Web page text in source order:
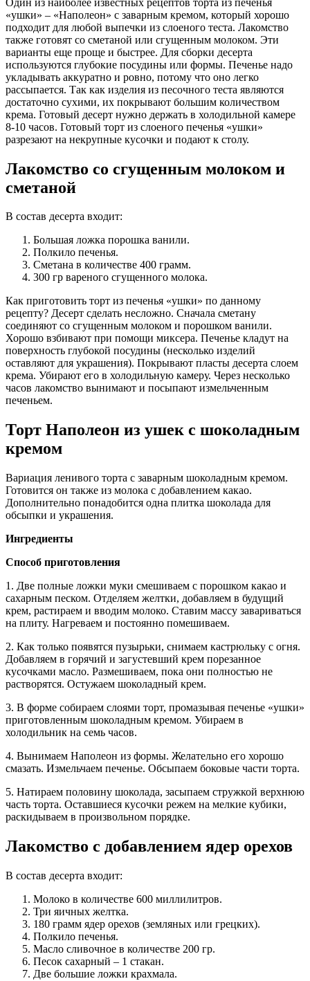
«ушки» – «Наполеон» с заварным кремом, который хорошо
подходит для любой выпечки из слоеного теста. Лакомство
также готовят со сметаной или сгущенным молоком. Эти
варианты еще проще и быстрее. Для сборки десерта
используются глубокие посудины или формы. Печенье надо
укладывать аккуратно и ровно, потому что оно легко
рассыпается. Так как изделия из песочного теста являются
достаточно сухими, их покрывают большим количеством
крема. Готовый десерт нужно держать в холодильной камере
8-10 часов. Готовый торт из слоеного печенья «ушки»
разрезают на некрупные кусочки и подают к столу.
Лакомство со сгущенным молоком и
сметаной
В состав десерта входит:
Большая ложка порошка ванили.
Полкило печенья.
Сметана в количестве 400 грамм.
300 гр вареного сгущенного молока.
Как приготовить торт из печенья «ушки» по данному
рецепту? Десерт сделать несложно. Сначала сметану
соединяют со сгущенным молоком и порошком ванили.
Хорошо взбивают при помощи миксера. Печенье кладут на
поверхность глубокой посудины (несколько изделий
оставляют для украшения). Покрывают пласты десерта слоем
крема. Убирают его в холодильную камеру. Через несколько
часов лакомство вынимают и посыпают измельченным
печеньем.
Торт Наполеон из ушек с шоколадным
кремом
Вариация ленивого торта с заварным шоколадным кремом.
Готовится он также из молока с добавлением какао.
Дополнительно понадобится одна плитка шоколада для
обсыпки и украшения.
Ингредиенты
Способ приготовления
1. Две полные ложки муки смешиваем с порошком какао и
сахарным песком. Отделяем желтки, добавляем в будущий
крем, растираем и вводим молоко. Ставим массу завариваться
на плиту. Нагреваем и постоянно помешиваем.
2. Как только появятся пузырьки, снимаем кастрюльку с огня.
Добавляем в горячий и загустевший крем порезанное
кусочками масло. Размешиваем, пока они полностью не
растворятся. Остужаем шоколадный крем.
3. В форме собираем слоями торт, промазывая печенье «ушки»
приготовленным шоколадным кремом. Убираем в
холодильник на семь часов.
4. Вынимаем Наполеон из формы. Желательно его хорошо
смазать. Измельчаем печенье. Обсыпаем боковые части торта.
5. Натираем половину шоколада, засыпаем стружкой верхнюю
часть торта. Оставшиеся кусочки режем на мелкие кубики,
раскидываем в произвольном порядке.
Лакомство с добавлением ядер орехов
В состав десерта входит:
Молоко в количестве 600 миллилитров.
Три яичных желтка.
180 грамм ядер орехов (земляных или грецких).
Полкило печенья.
Масло сливочное в количестве 200 гр.
Песок сахарный – 1 стакан.
Две большие ложки крахмала.